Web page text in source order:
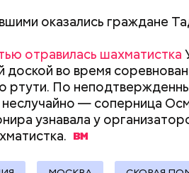
оказались граждане
отравилась шахматистка
доской во время
ртути. По
неслучайно — соперница
узнавала у
Как поменять батареи дома и
не получить штраф